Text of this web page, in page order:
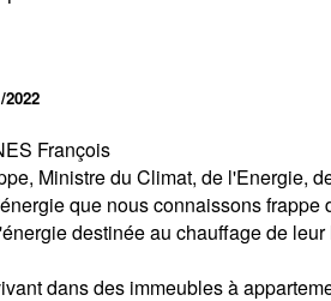
2022
François
Ministre du Climat, de l'Energie,
que nous connaissons
destinée au chauffage de leur
dans des immeubles à